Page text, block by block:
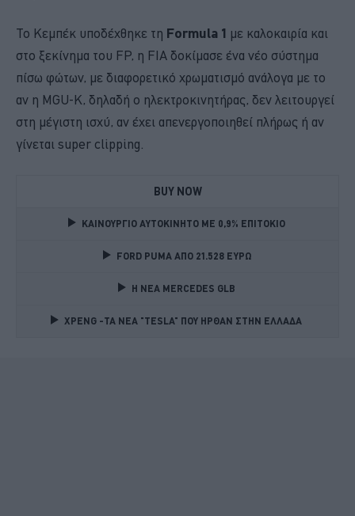
Το Κεμπέκ υποδέχθηκε τη Formula 1 με καλοκαιρία και
στο ξεκίνημα του FP, η FIA δοκίμασε ένα νέο σύστημα
πίσω φώτων, με διαφορετικό χρωματισμό ανάλογα με το
αν η MGU-K, δηλαδή ο ηλεκτροκινητήρας, δεν λειτουργεί
στη μέγιστη ισχύ, αν έχει απενεργοποιηθεί πλήρως ή αν
γίνεται super clipping.
BUY NOW
ΚΑΙΝΟΥΡΓΙΟ ΑΥΤΟΚΙΝΗΤΟ ΜΕ 0,9% ΕΠΙΤΟΚΙΟ
FORD PUMA ΑΠΟ 21.528 ΕΥΡΩ
Η ΝΕΑ MERCEDES GLB
XPENG -ΤΑ ΝΕΑ "TESLA" ΠΟΥ ΗΡΘΑΝ ΣΤΗΝ ΕΛΛΑΔΑ